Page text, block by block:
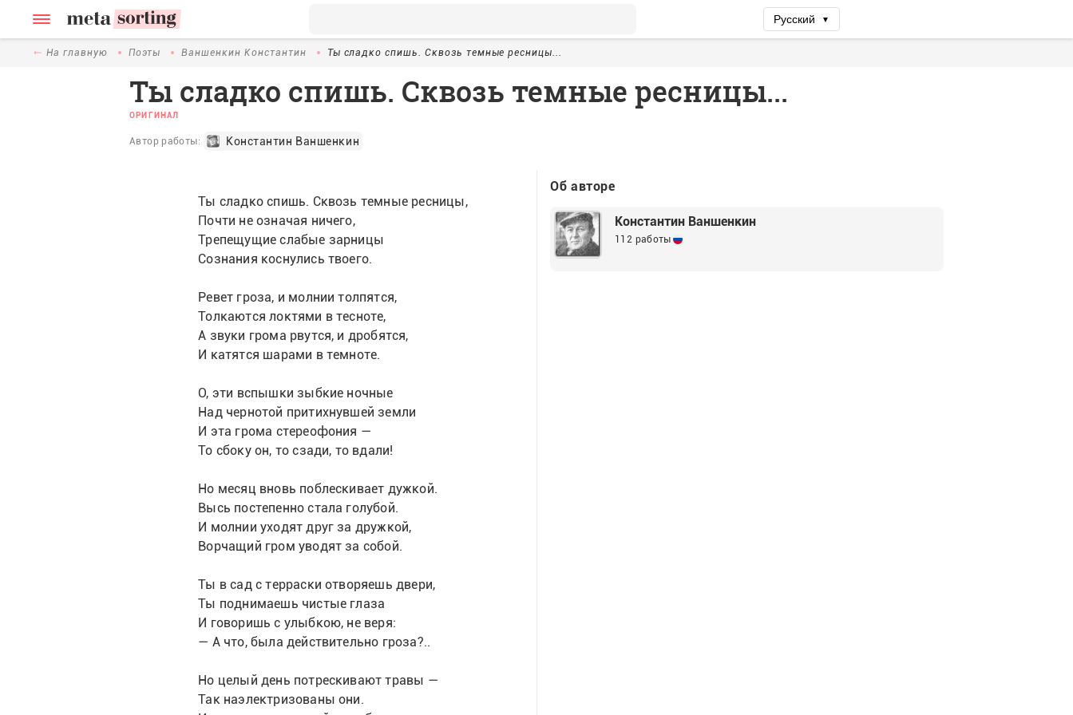
Русский ▼
На главную Поэты Ваншенкин Константин Ты сладко спишь. Сквозь темные ресницы...
Ты сладко спишь. Сквозь темные ресницы...
ОРИГИНАЛ
Автор работы: Константин Ваншенкин
Ты сладко спишь. Сквозь темные ресницы,
Почти не означая ничего,
Трепещущие слабые зарницы
Сознания коснулись твоего.
Ревет гроза, и молнии толпятся,
Толкаются локтями в тесноте,
А звуки грома рвутся, и дробятся,
И катятся шарами в темноте.
О, эти вспышки зыбкие ночные
Над чернотой притихнувшей земли
И эта грома стереофония —
То сбоку он, то сзади, то вдали!
Но месяц вновь поблескивает дужкой.
Высь постепенно стала голубой.
И молнии уходят друг за дружкой,
Ворчащий гром уводят за собой.
Ты в сад с терраски отворяешь двери,
Ты поднимаешь чистые глаза
И говоришь с улыбкою, не веря:
— А что, была действительно гроза?..
Но целый день потрескивают травы —
Так наэлектризованы они.
Об авторе
Константин Ваншенкин
112 работы